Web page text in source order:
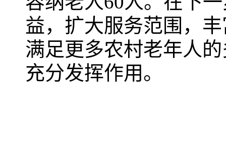
益，扩大服务范围，
满足更多农村老年人
充分发挥作用。